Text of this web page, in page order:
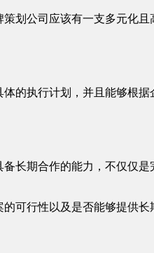
划公司应该有一支多元化
的执行计划，并且能够根
长期合作的能力，不仅仅
可行性以及是否能够提供